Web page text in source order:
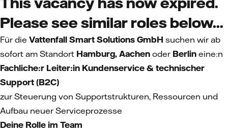
Please see similar roles below...
Für die Vattenfall Smart Solutions GmbH suchen wir ab
sofort am Standort Hamburg, Aachen oder Berlin eine:n
Fachliche:r Leiter:in Kundenservice & technischer
Support (B2C)
zur Steuerung von Supportstrukturen, Ressourcen und
Aufbau neuer Serviceprozesse
Deine Rolle im Team